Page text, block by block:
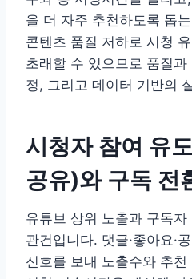
을 더 자주 추천하도록 돕
콘텐츠 품질 저하로 시청
초래할 수 있으므로 품질
정, 그리고 데이터 기반의
시청자 참여 유
공유)와 구독 전
유튜브 상위 노출과 구독
관건입니다. 댓글·좋아요·
신호를 보내 노출수와 추천